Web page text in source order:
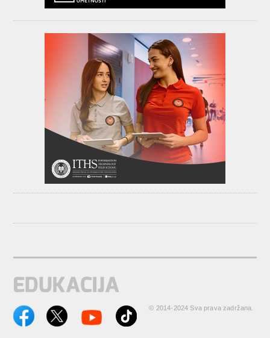
© 2014-2024 Sva prava zadržana.